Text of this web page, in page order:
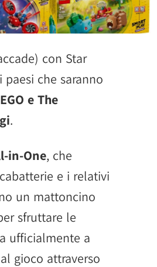
con Star
che saranno
e The
.
in-One, che
e i relativi
un mattoncino
sfruttare le
ufficialmente a
gioco attraverso